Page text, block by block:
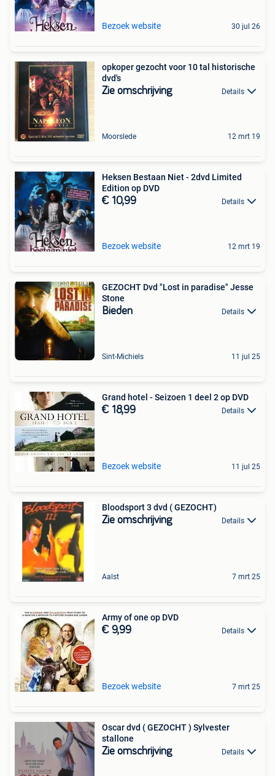
Bezoek website 30 jul 26
opkoper gezocht voor 10 tal historische
dvd's
Zie omschrijving Details
Moorslede 12 mrt 19
Heksen Bestaan Niet - 2dvd Limited
Edition op DVD
€ 10,99 Details
Bezoek website 12 mrt 19
GEZOCHT Dvd "Lost in paradise" Jesse
Stone
Bieden Details
Sint-Michiels 11 jul 25
Grand hotel - Seizoen 1 deel 2 op DVD
€ 18,99 Details
Bezoek website 11 jul 25
Bloodsport 3 dvd ( GEZOCHT)
Zie omschrijving Details
Aalst 7 mrt 25
Army of one op DVD
€ 9,99 Details
Bezoek website 7 mrt 25
Oscar dvd ( GEZOCHT ) Sylvester
stallone
Zie omschrijving Details